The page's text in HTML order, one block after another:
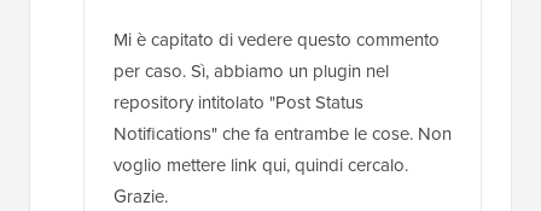
Mi è capitato di vedere questo commento
per caso. Sì, abbiamo un plugin nel
repository intitolato "Post Status
Notifications" che fa entrambe le cose. Non
voglio mettere link qui, quindi cercalo.
Grazie.